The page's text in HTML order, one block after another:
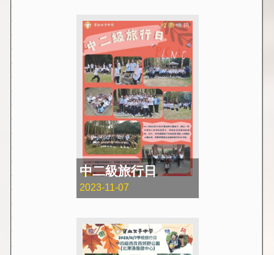
中二級旅行日
2023-11-07